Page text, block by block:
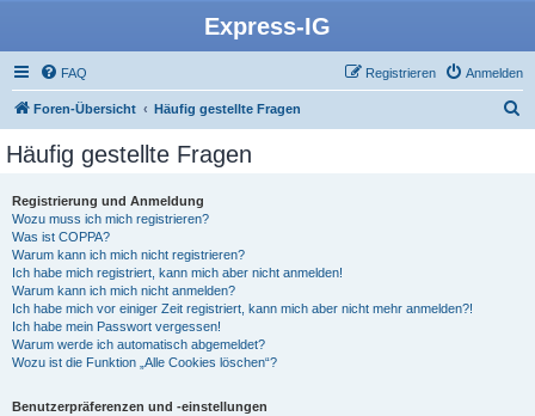
Express-IG
FAQ Anmelden
Registrieren
Foren-Übersicht Häufig gestellte Fragen
Häufig gestellte Fragen
Registrierung und Anmeldung
Wozu muss ich mich registrieren?
Was ist COPPA?
Warum kann ich mich nicht registrieren?
Ich habe mich registriert, kann mich aber nicht anmelden!
Warum kann ich mich nicht anmelden?
Ich habe mich vor einiger Zeit registriert, kann mich aber nicht mehr anmelden?!
Ich habe mein Passwort vergessen!
Warum werde ich automatisch abgemeldet?
Wozu ist die Funktion „Alle Cookies löschen“?
Benutzerpräferenzen und -einstellungen